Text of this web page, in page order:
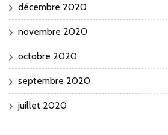
décembre 2020
novembre 2020
octobre 2020
septembre 2020
juillet 2020